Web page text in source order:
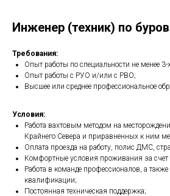
Инженер (техник) по
Требования:
Опыт работы по специальности не менее 3-
Опыт работы с РУО и/или с РВО;
Высшее или среднее профессиональное
Условия:
Работа вахтовым методом на
Крайнего Севера и приравненных к ним
Оплата проезда на работу, полис ДМС,
Комфортные условия проживания за счет
Работа в команде профессионалов, а
квалификации;
Постоянная техническая поддержка;